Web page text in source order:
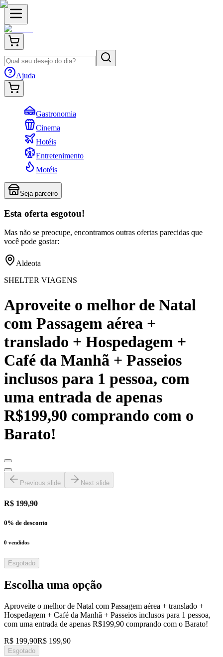
Ajuda
Gastronomia
Cinema
Hotéis
Entretenimento
Motéis
Seja parceiro
Esta oferta esgotou!
Mas não se preocupe, encontramos outras ofertas parecidas que
você pode gostar:
Aldeota
SHELTER VIAGENS
Aproveite o melhor de Natal
com Passagem aérea +
translado + Hospedagem +
Café da Manhã + Passeios
inclusos para 1 pessoa, com
uma entrada de apenas
R$199,90 comprando com o
Barato!
Previous slide Next slide
R$ 199,90
0% de desconto
0 vendidos
Esgotado
Escolha uma opção
Aproveite o melhor de Natal com Passagem aérea + translado +
Hospedagem + Café da Manhã + Passeios inclusos para 1 pessoa,
com uma entrada de apenas R$199,90 comprando com o Barato!
R$ 199,90R$ 199,90
Esgotado